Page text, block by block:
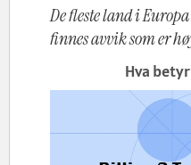
De fleste land i
finnes avvik som er
Hva